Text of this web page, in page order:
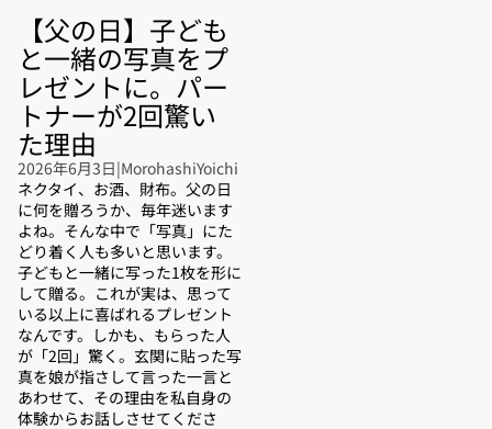
【父の日】子ども
と一緒の写真をプ
レゼントに。パー
トナーが2回驚い
た理由
2026年6月3日|MorohashiYoichi
ネクタイ、お酒、財布。父の日
に何を贈ろうか、毎年迷います
よね。そんな中で「写真」にた
どり着く人も多いと思います。
子どもと一緒に写った1枚を形に
して贈る。これが実は、思って
いる以上に喜ばれるプレゼント
なんです。しかも、もらった人
が「2回」驚く。玄関に貼った写
真を娘が指さして言った一言と
あわせて、その理由を私自身の
体験からお話しさせてくださ
返金ポリシー
プライバシーポリシー
利用規約
配送ポリシー